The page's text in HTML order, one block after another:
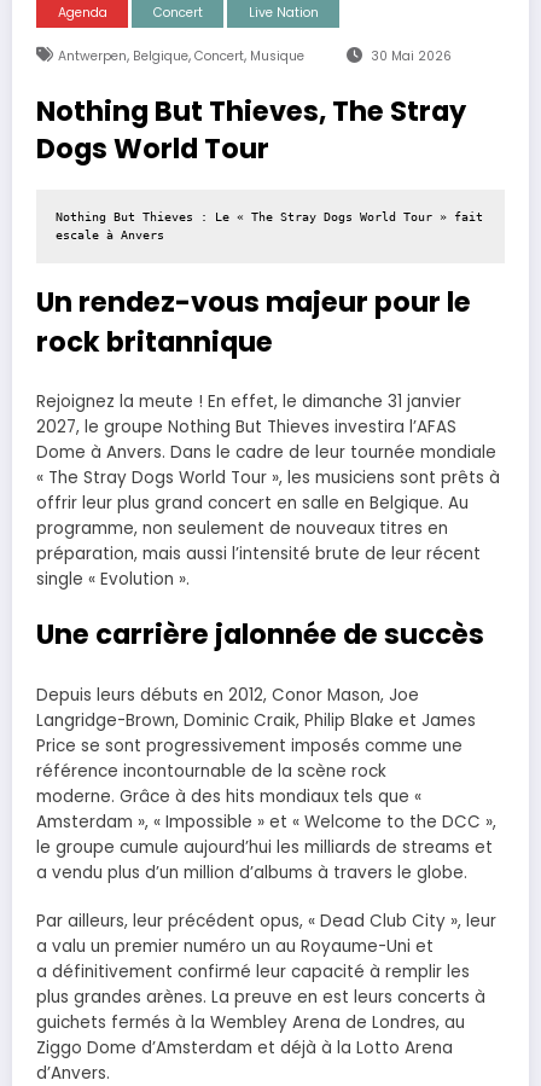
Agenda
Concert Live Nation
Antwerpen, Belgique, Concert, Musique 30 Mai 2026
Nothing But Thieves, The Stray
Dogs World Tour
Nothing But Thieves : Le « The Stray Dogs World Tour » fait
escale à Anvers
Un rendez-vous majeur pour le
rock britannique
Rejoignez la meute ! En effet, le dimanche 31 janvier
2027, le groupe Nothing But Thieves investira l’AFAS
Dome à Anvers. Dans le cadre de leur tournée mondiale
« The Stray Dogs World Tour », les musiciens sont prêts à
offrir leur plus grand concert en salle en Belgique. Au
programme, non seulement de nouveaux titres en
préparation, mais aussi l’intensité brute de leur récent
single « Evolution ».
Une carrière jalonnée de succès
Depuis leurs débuts en 2012, Conor Mason, Joe
Langridge-Brown, Dominic Craik, Philip Blake et James
Price se sont progressivement imposés comme une
référence incontournable de la scène rock
moderne. Grâce à des hits mondiaux tels que «
Amsterdam », « Impossible » et « Welcome to the DCC »,
le groupe cumule aujourd’hui les milliards de streams et
a vendu plus d’un million d’albums à travers le globe.
Par ailleurs, leur précédent opus, « Dead Club City », leur
a valu un premier numéro un au Royaume-Uni et
a définitivement confirmé leur capacité à remplir les
plus grandes arènes. La preuve en est leurs concerts à
guichets fermés à la Wembley Arena de Londres, au
Ziggo Dome d’Amsterdam et déjà à la Lotto Arena
d’Anvers.